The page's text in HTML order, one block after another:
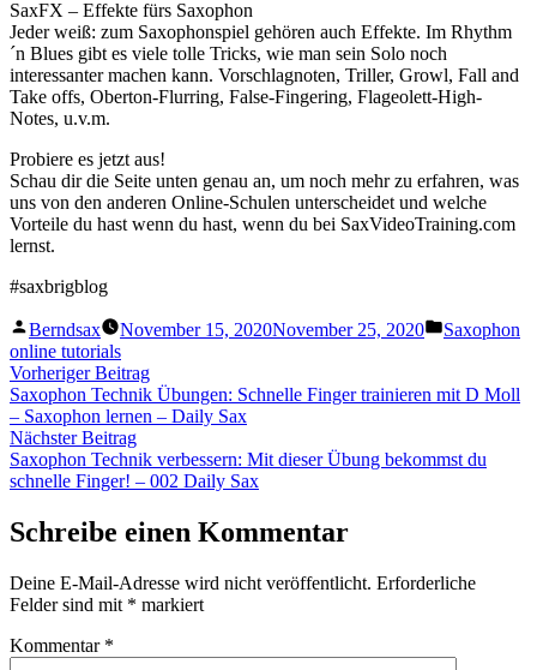
SaxFX – Effekte fürs Saxophon
Jeder weiß: zum Saxophonspiel gehören auch Effekte. Im Rhythm
´n Blues gibt es viele tolle Tricks, wie man sein Solo noch
interessanter machen kann. Vorschlagnoten, Triller, Growl, Fall and
Take offs, Oberton-Flurring, False-Fingering, Flageolett-High-
Notes, u.v.m.
Probiere es jetzt aus!
Schau dir die Seite unten genau an, um noch mehr zu erfahren, was
uns von den anderen Online-Schulen unterscheidet und welche
Vorteile du hast wenn du hast, wenn du bei SaxVideoTraining.com
lernst.
#saxbrigblog
Veröffentlicht
von
Berndsax November 15, 2020November 25, 2020
Saxophon
online tutorials
Beitragsnavigation
Vorheriger BeitragVorheriger
Beitrag:
Saxophon Technik Übungen: Schnelle Finger trainieren mit D Moll
– Saxophon lernen – Daily Sax
Nächster BeitragNächster
Beitrag:
Saxophon Technik verbessern: Mit dieser Übung bekommst du
schnelle Finger! – 002 Daily Sax
Schreibe einen Kommentar
Deine E-Mail-Adresse wird nicht veröffentlicht. Erforderliche
Felder sind mit * markiert
Kommentar *